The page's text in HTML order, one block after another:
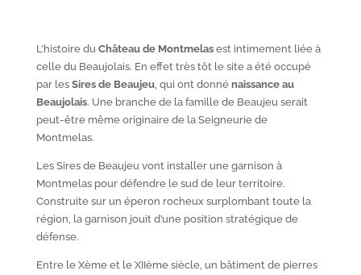
L’histoire duChâteau de Montmelasest intimement liée à
celle du Beaujolais. En effet très tôt le site a été occupé
par les Sires de Beaujeu, qui ont donné naissance au
Beaujolais. Une branche de la famille de Beaujeu serait
peut-être même originaire de la Seigneurie de
Montmelas.
Les Sires de Beaujeu vont installer une garnison à
Montmelas pour défendre le sud de leur territoire.
Construite sur un éperon rocheux surplombant toute la
région, la garnison jouit d’une position stratégique de
défense.
Entre le Xèmeet le XIIèmesiècle, un bâtiment de pierres